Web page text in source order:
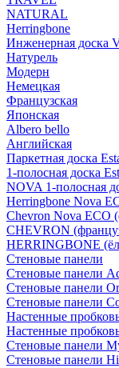
NATURAL
Herringbone
Инженерная доска
Натурель
Модерн
Немецкая
Французская
Японская
Albero bello
Английская
Паркетная доска
1-полосная доска
NOVA 1-полосная
Herringbone Nova
Chevron Nova ECO
CHEVRON
HERRINGBONE
Стеновые панели
Стеновые панели
Стеновые панели
Стеновые панели
Настенные
Настенные
Стеновые панели
Стеновые панели